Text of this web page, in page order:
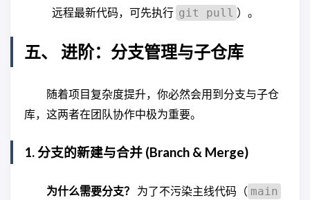
远程最新代码，可先执行 git pull ）。
五、 进阶：分支管理与子仓库
随着项目复杂度提升，你必然会用到分支与子仓
库，这两者在团队协作中极为重要。
1. 分支的新建与合并 (Branch & Merge)
为什么需要分支？ 为了不污染主线代码（ main